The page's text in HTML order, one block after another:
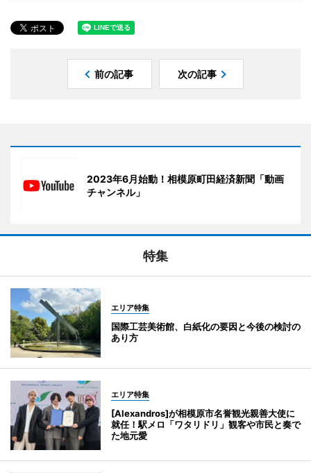
前の記事 次の記事
2023年6月始動！相模原町田経済新聞「動画
チャンネル」
特集
エリア特集
国際工芸美術館、白紙化の要因と今後の検討の
あり方
エリア特集
[Alexandros]が相模原市名誉観光親善大使に
就任！駅メロ「ワタリドリ」観客や市民と奏で
た地元愛